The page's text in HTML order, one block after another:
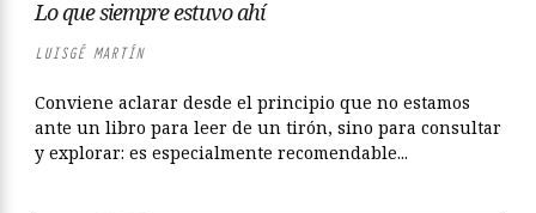
Lo que siempre estuvo ahí
LUISGÉ MARTÍN
Conviene aclarar desde el principio que no estamos
ante un libro para leer de un tirón, sino para consultar
y explorar: es especialmente recomendable...